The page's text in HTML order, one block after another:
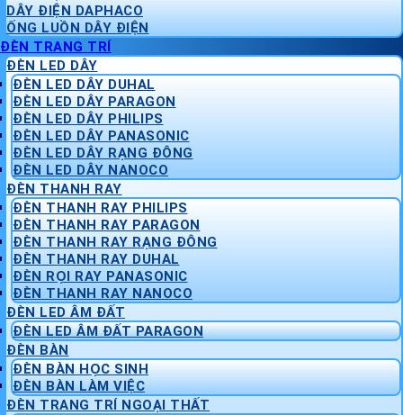
DÂY ĐIỆN DAPHACO
ỐNG LUỒN DÂY ĐIỆN
ĐÈN TRANG TRÍ
ĐÈN LED DÂY
ĐÈN LED DÂY DUHAL
ĐÈN LED DÂY PARAGON
ĐÈN LED DÂY PHILIPS
ĐÈN LED DÂY PANASONIC
ĐÈN LED DÂY RẠNG ĐÔNG
ĐÈN LED DÂY NANOCO
ĐÈN THANH RAY
ĐÈN THANH RAY PHILIPS
ĐÈN THANH RAY PARAGON
ĐÈN THANH RAY RẠNG ĐÔNG
ĐÈN THANH RAY DUHAL
ĐÈN RỌI RAY PANASONIC
ĐÈN THANH RAY NANOCO
ĐÈN LED ÂM ĐẤT
ĐÈN LED ÂM ĐẤT PARAGON
ĐÈN BÀN
ĐÈN BÀN HỌC SINH
ĐÈN BÀN LÀM VIỆC
ĐÈN TRANG TRÍ NGOẠI THẤT